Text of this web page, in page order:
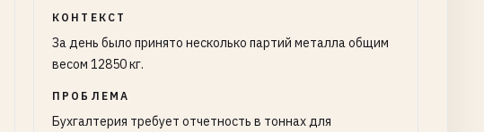
КОНТЕКСТ
За день было принято несколько партий металла общим
весом 12850 кг.
ПРОБЛЕМА
Бухгалтерия требует отчетность в тоннах для